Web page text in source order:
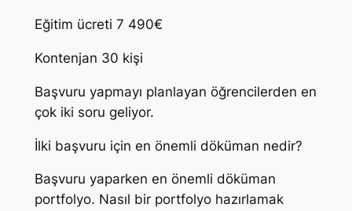
Eğitim ücreti 7 490€
Kontenjan 30 kişi
Başvuru yapmayı planlayan öğrencilerden en
çok iki soru geliyor.
İlki başvuru için en önemli döküman nedir?
Başvuru yaparken en önemli döküman
portfolyo. Nasıl bir portfolyo hazırlamak